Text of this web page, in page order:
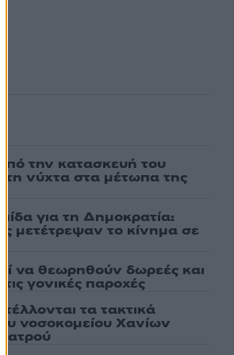
την κατασκευή του
τη νύχτα στα μέτωπα της
για τη Δημοκρατία:
μετέτρεψαν το κίνημα σε
να θεωρηθούν δωρεές και
τις γονικές παροχές
τα τακτικά
νοσοκομείου Χανίων